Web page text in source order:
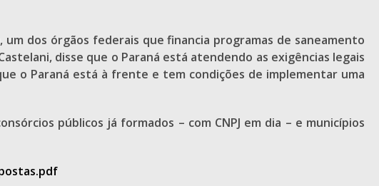
um dos órgãos federais que financia programas de saneamento
disse que o Paraná está atendendo as exigências legais
o Paraná está à frente e tem condições de implementar uma
públicos já formados – com CNPJ em dia – e municípios